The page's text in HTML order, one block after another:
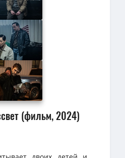
(фильм, 2024)